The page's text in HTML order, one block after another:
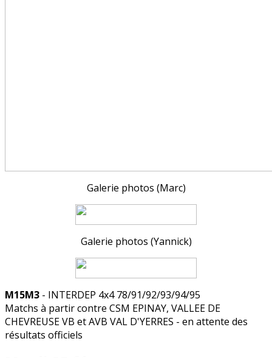
Galerie photos (Marc)
Galerie photos (Yannick)
M15M3 - INTERDEP 4x4 78/91/92/93/94/95
Matchs à partir contre CSM EPINAY, VALLEE DE
CHEVREUSE VB et AVB VAL D'YERRES - en attente des
résultats officiels